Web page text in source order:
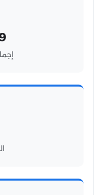
للحصول